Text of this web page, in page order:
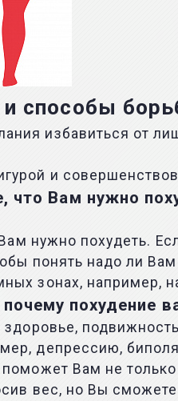
способы
избавиться от
и
что Вам нужно
нужно похудеть.
понять надо ли
зонах, например,
похудение
депрессию,
Вам не
вес, но Вы